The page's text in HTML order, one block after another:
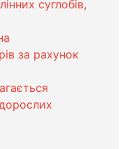
суглобів,
за рахунок